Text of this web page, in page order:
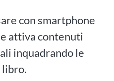
con smartphone
attiva contenuti
inquadrando le
libro.